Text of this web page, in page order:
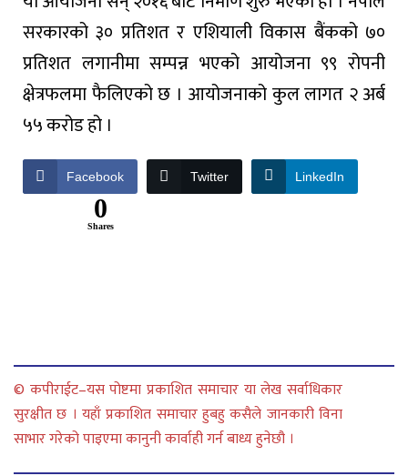
सरकारको ३० प्रतिशत र एशियाली विकास बैंकको ७०
प्रतिशत लगानीमा सम्पन्न भएको आयोजना ९९ रोपनी
क्षेत्रफलमा फैलिएको छ । आयोजनाको कुल लागत २ अर्ब
५५ करोड हो ।
Facebook Twitter LinkedIn
0
Shares
© कपीराईट–यस पोष्टमा प्रकाशित समाचार या लेख सर्वाधिकार
सुरक्षीत छ । यहाँ प्रकाशित समाचार हुबहु कसैले जानकारी विना
साभार गरेको पाइएमा कानुनी कार्वाही गर्न बाध्य हुनेछौ ।